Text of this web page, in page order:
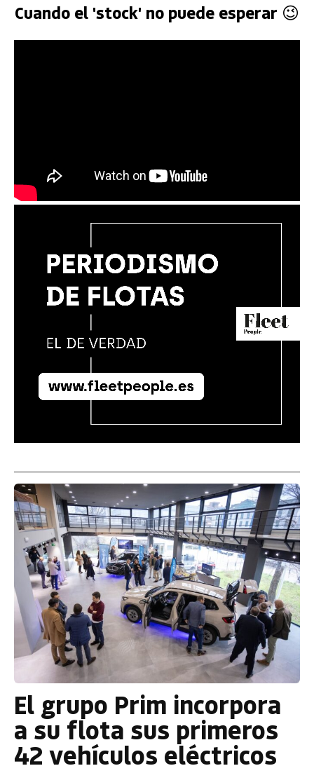
Cuando el 'stock' no puede esperar 😉
El grupo Prim incorpora
a su flota sus primeros
42 vehículos eléctricos